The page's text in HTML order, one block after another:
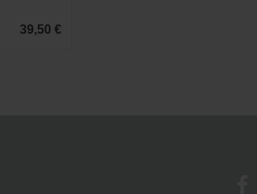
39,50 €